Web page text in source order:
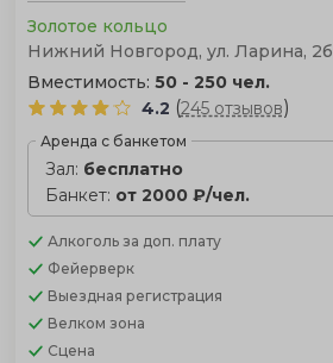
Золотое кольцо
Нижний Новгород, ул. Ларина, 2б
Вместимость: 50 - 250 чел.
4.2 (245 отзывов)
Аренда с банкетом
Зал: бесплатно
Банкет: от 2000 ₽/чел.
Алкоголь за доп. плату
Фейерверк
Выездная регистрация
Велком зона
Сцена